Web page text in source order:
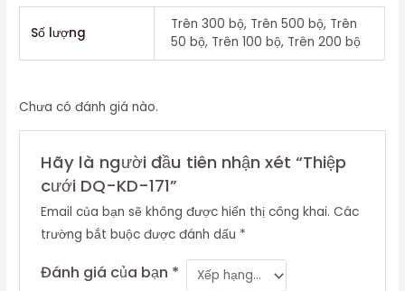
Số lượng
Trên 300 bộ, Trên 500 bộ, Trên
50 bộ, Trên 100 bộ, Trên 200 bộ
Chưa có đánh giá nào.
Hãy là người đầu tiên nhận xét “Thiệp
cưới DQ-KD-171”
Email của bạn sẽ không được hiển thị công khai. Các
trường bắt buộc được đánh dấu *
Đánh giá của bạn *